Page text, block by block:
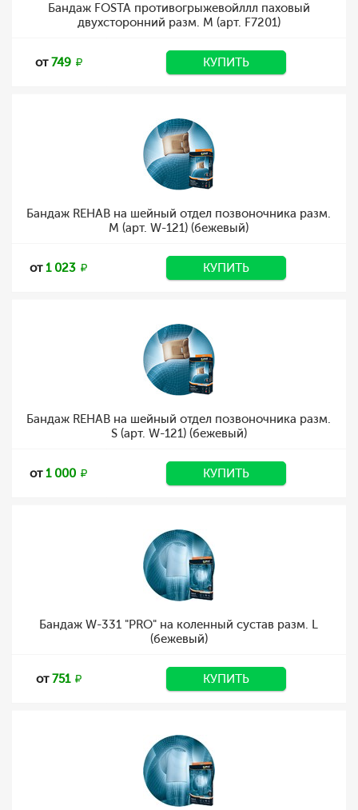
Бандаж FOSTA противогрыжевойллл паховый
двухсторонний разм. M (арт. F7201)
от749 КУПИТЬ
Бандаж REHAB на шейный отдел позвоночника разм.
M (арт. W-121) (бежевый)
от1 023 КУПИТЬ
Бандаж REHAB на шейный отдел позвоночника разм.
S (арт. W-121) (бежевый)
от1 000 КУПИТЬ
Бандаж W-331 "PRO" на коленный сустав разм. L
(бежевый)
от751 КУПИТЬ